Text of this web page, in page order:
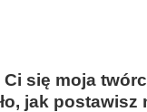
Ci się moja
jak postawisz